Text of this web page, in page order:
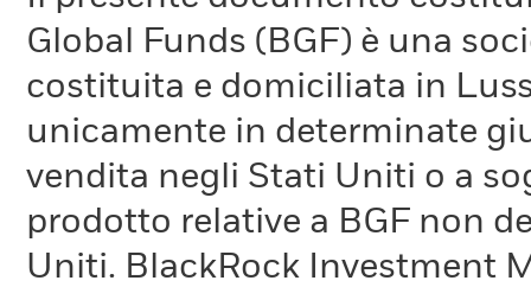
Global Funds (BGF) è una
costituita e domiciliata in
unicamente in determinate
vendita negli Stati Uniti o a
prodotto relative a BGF non
Uniti. BlackRock Investment